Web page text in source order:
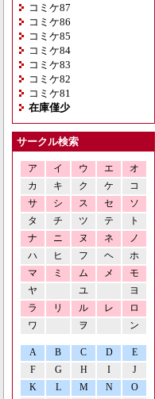
コミケ87
コミケ86
コミケ85
コミケ84
コミケ83
コミケ82
コミケ81
在庫僅少
サークル検索
ア イ ウ エ
オ
カ
キ ク ケ
コ
サ
シ ス セ
ソ
タ
チ ツ テ
ト
ナ
ニ ヌ ネ
ノ
ハ
ヒ フ ヘ
ホ
マ
ミ ム メ
モ
ヤ
ユ
ヨ
ラ
リ ル レ
ロ
ワ
ヲ ン
A B C D
E
F
G H I
J
K
L M N O